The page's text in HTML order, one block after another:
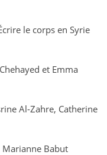
le corps en Syrie
et Emma
Al-Zahre, Catherine
Marianne Babut